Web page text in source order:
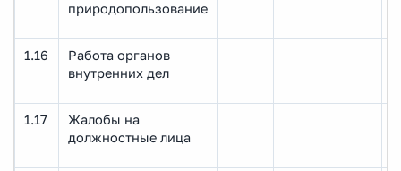
природопользование
1.16
Работа органов
внутренних дел
1.17
Жалобы на
должностные лица